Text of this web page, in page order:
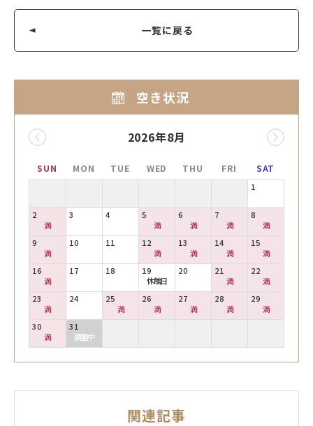
一覧に戻る
空き状況
2026年8月
SUN MON TUE WED THU FRI SAT
1
2
満
3 4
5
満
6
満
7
満
8
満
9
満
10 11
12
満
13
満
14
満
15
満
16
満
17 18
19
休館日
20
21
満
22
満
23
満
24
25
満
26
満
27
満
28
満
29
満
30
満
31
調整中
関連記事